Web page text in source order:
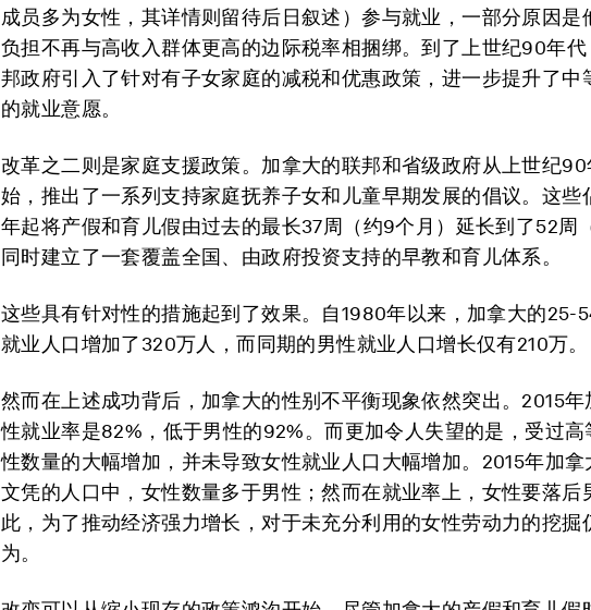
成员多为女性，其详情则留待后日叙述）参与就业，一部分原因是
负担不再与高收入群体更高的边际税率相捆绑。到了上世纪90年
邦政府引入了针对有子女家庭的减税和优惠政策，进一步提升了中
的就业意愿。
改革之二则是家庭支援政策。加拿大的联邦和省级政府从上世纪
始，推出了一系列支持家庭抚养子女和儿童早期发展的倡议。这些
年起将产假和育儿假由过去的最长37周（约9个月）延长到了52周
同时建立了一套覆盖全国、由政府投资支持的早教和育儿体系。
这些具有针对性的措施起到了效果。自1980年以来，加拿大的25-
就业人口增加了320万人，而同期的男性就业人口增长仅有210万。
然而在上述成功背后，加拿大的性别不平衡现象依然突出。2015
性就业率是82%，低于男性的92%。而更加令人失望的是，受过高
性数量的大幅增加，并未导致女性就业人口大幅增加。2015年加
文凭的人口中，女性数量多于男性；然而在就业率上，女性要落后
此，为了推动经济强力增长，对于未充分利用的女性劳动力的挖掘
为。